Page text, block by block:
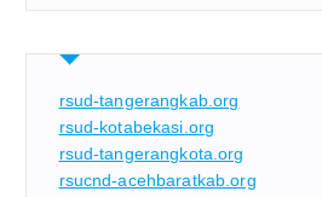
rsud-tangerangkab.org
rsud-kotabekasi.org
rsud-tangerangkota.org
rsucnd-acehbaratkab.org